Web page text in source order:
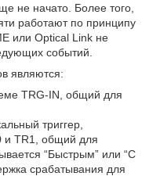
не начато. Более того,
работают по принципу
или Optical Link не
событий.
являются:
TRG-IN, общий для
триггер,
и TR1, общий для
“Быстрым” или “С
срабатывания для